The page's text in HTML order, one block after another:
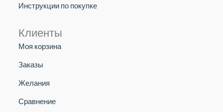
Инструкции по покупке
Клиенты
Моя корзина
Заказы
Желания
Сравнение